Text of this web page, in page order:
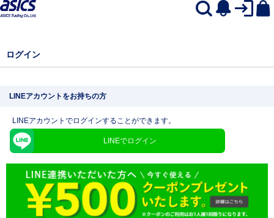
ログイン
LINEアカウントをお持ちの方
LINEアカウントでログインすることができます。
LINEでログイン